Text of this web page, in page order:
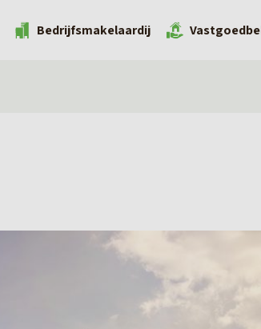
Bedrijfsmakelaardij